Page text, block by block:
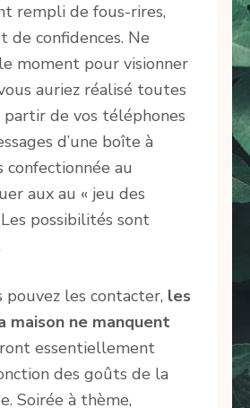
rempli de fous-rires,
de confidences. Ne
moment pour visionner
auriez réalisé toutes
partir de vos téléphones
d’une boîte à
au
aux au « jeu des
Les possibilités sont
pouvez les contacter, les
maison ne manquent
essentiellement
des goûts de la
Soirée à thème,